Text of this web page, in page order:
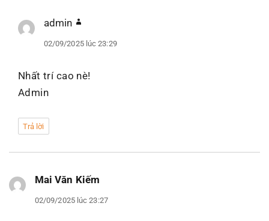
admin
02/09/2025 lúc 23:29
Nhất trí cao nè!
Admin
Trả lời
Mai Văn Kiếm
02/09/2025 lúc 23:27